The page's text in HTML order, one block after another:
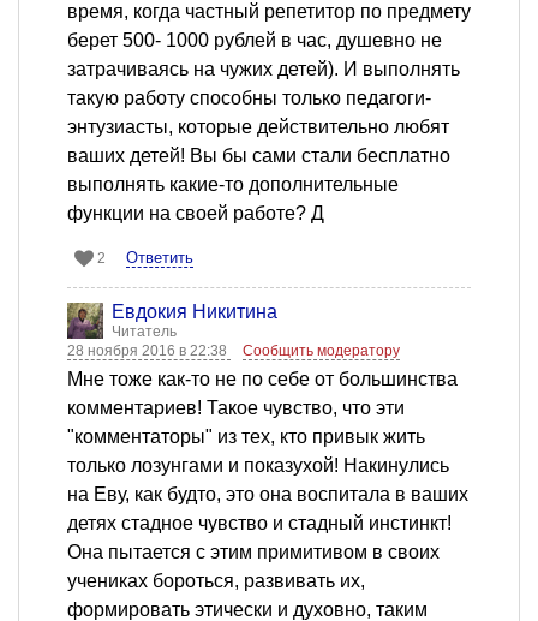
время, когда частный репетитор по предмету
берет 500- 1000 рублей в час, душевно не
затрачиваясь на чужих детей). И выполнять
такую работу способны только педагоги-
энтузиасты, которые действительно любят
ваших детей! Вы бы сами стали бесплатно
выполнять какие-то дополнительные
функции на своей работе? Д
2 Ответить
Евдокия Никитина
Читатель
28 ноября 2016 в 22:38
Сообщить модератору
Мне тоже как-то не по себе от большинства
комментариев! Такое чувство, что эти
"комментаторы" из тех, кто привык жить
только лозунгами и показухой! Накинулись
на Еву, как будто, это она воспитала в ваших
детях стадное чувство и стадный инстинкт!
Она пытается с этим примитивом в своих
учениках бороться, развивать их,
формировать этически и духовно, таким